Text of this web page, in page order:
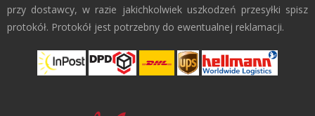
przy dostawcy, w razie jakichkolwiek uszkodzeń przesyłki spisz
protokół. Protokół jest potrzebny do ewentualnej reklamacji.